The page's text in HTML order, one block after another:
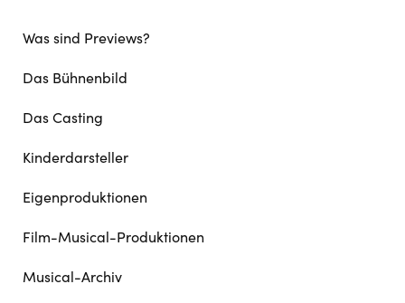
Was sind Previews?
Das Bühnenbild
Das Casting
Kinderdarsteller
Eigenproduktionen
Film-Musical-Produktionen
Musical-Archiv